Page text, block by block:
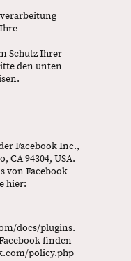
Schutz Ihrer
den unten
Facebook Inc.,
CA 94304, USA.
von Facebook
hier:
docs/plugins.
finden
policy.php